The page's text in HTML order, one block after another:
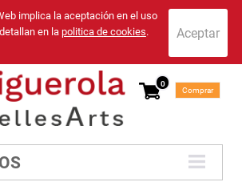
implica la aceptación en el uso
en la politica de cookies.
0
Comprar